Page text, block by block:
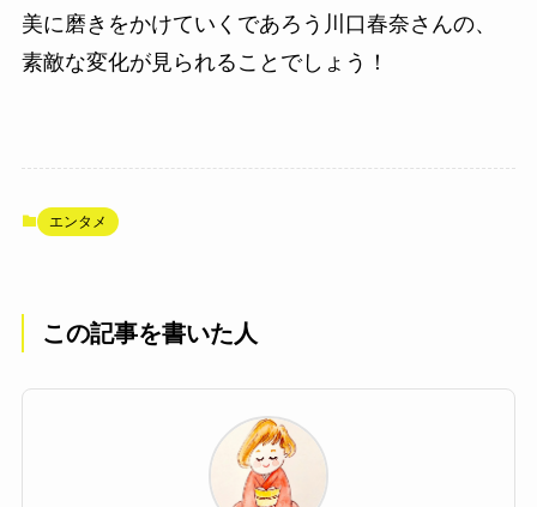
美に磨きをかけていくであろう川口春奈さんの、
素敵な変化が見られることでしょう！
エンタメ
この記事を書いた人